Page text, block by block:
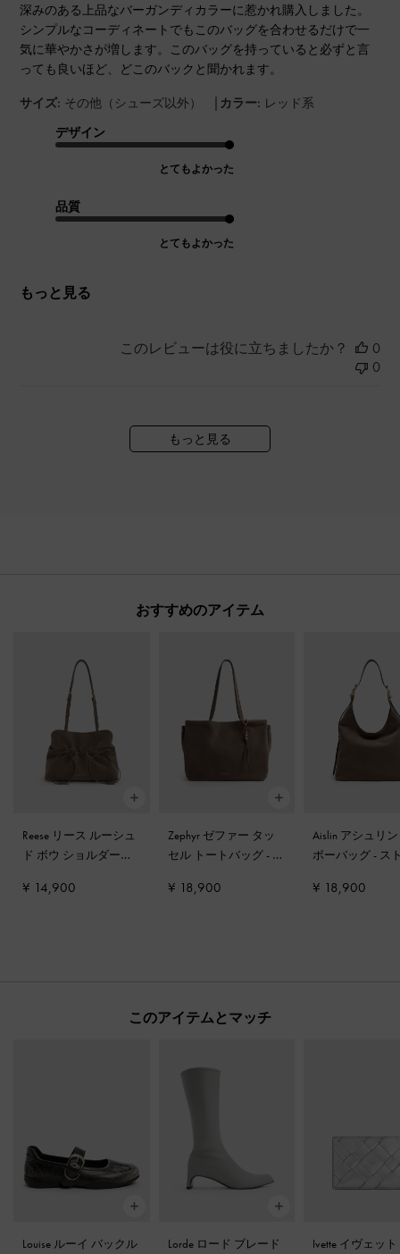
深みのある上品なバーガンディカラーに惹かれ購入しました。
シンプルなコーディネートでもこのバッグを合わせるだけで一
気に華やかさが増します。このバッグを持っていると必ずと言
っても良いほど、どこのバックと聞かれます。
サイズ: その他（シューズ以外） | カラー: レッド系
デザイン
とてもよかった
品質
とてもよかった
もっと見る
このレビューは役に立ちましたか？
0
0
もっと見る
おすすめのアイテム
Reese リース ルーシュ
ド ボウ ショルダーバ
¥ 14,900
Zephyr ゼファー タッ
セル トートバッグ- ス
¥ 18,900
Aislin アシュリ
ボーバッグ- ス
¥ 18,900
このアイテムとマッチ
Louise ルーイ バックル
Lorde ロード ブレード
Ivette イヴェッ